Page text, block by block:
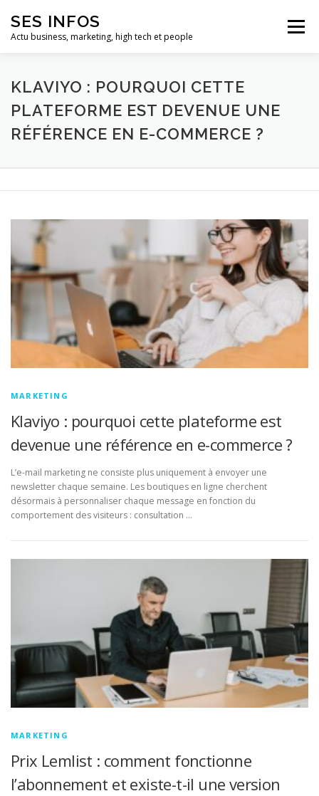
contenu
SES INFOS
Actu business, marketing, high tech et people
Menu
BUSINESS MARKETING
HIGH TECH ET INFORMATIQUE INFLUENCEURS
KLAVIYO : POURQUOI CETTE
PLATEFORME EST DEVENUE UNE
RÉFÉRENCE EN E-COMMERCE ?
MARKETING
Klaviyo : pourquoi cette plateforme est
devenue une référence en e-commerce ?
L’e-mail marketing ne consiste plus uniquement à envoyer une
newsletter chaque semaine. Les boutiques en ligne cherchent
désormais à personnaliser chaque message en fonction du
comportement des visiteurs : consultation …
MARKETING
Prix Lemlist : comment fonctionne
l’abonnement et existe-t-il une version